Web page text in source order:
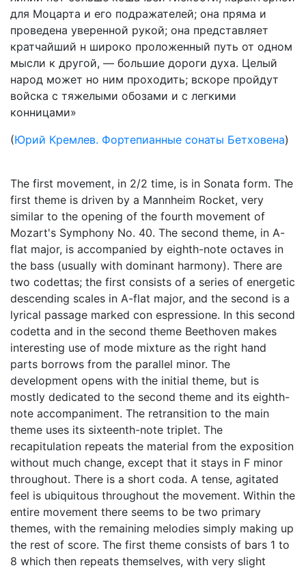
для Моцарта и его подражателей; она пряма и
прове­дена уверенной рукой; она представляет
кратчай­ший н широко проложенный путь от одном
мысли к другой, — большие дороги духа. Целый
народ может но ним проходить; вскоре пройдут
войска с тяжелыми обозами и с легкими
конницами»
(Юрий Кремлев. Фортепианные сонаты Бетховена)
The first movement, in 2/2 time, is in Sonata form. The
first theme is driven by a Mannheim Rocket, very
similar to the opening of the fourth movement of
Mozart's Symphony No. 40. The second theme, in A-
flat major, is accompanied by eighth-note octaves in
the bass (usually with dominant harmony). There are
two codettas; the first consists of a series of energetic
descending scales in A-flat major, and the second is a
lyrical passage marked con espressione. In this second
codetta and in the second theme Beethoven makes
interesting use of mode mixture as the right hand
parts borrows from the parallel minor. The
development opens with the initial theme, but is
mostly dedicated to the second theme and its eighth-
note accompaniment. The retransition to the main
theme uses its sixteenth-note triplet. The
recapitulation repeats the material from the exposition
without much change, except that it stays in F minor
throughout. There is a short coda. A tense, agitated
feel is ubiquitous throughout the movement. Within the
entire movement there seems to be two primary
themes, with the remaining melodies simply making up
the rest of score. The first theme consists of bars 1 to
8 which then repeats themselves, with very slight